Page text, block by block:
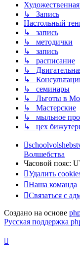
↳ Запись
Настольный
↳ запись
↳ методички
↳ запись
↳ расписание
↳
↳
↳ семинары
↳ Льготы в
↳ Мастерские
↳ мыльное
↳ цех
Волшебства
Часовой пояс:
Удалить
Наша команда
Связаться с
Создано на основе
Русская поддержка